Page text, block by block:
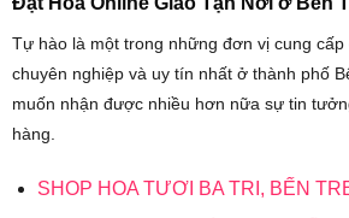
Tự hào là một trong những đơn vị cung
chuyên nghiệp và uy tín nhất ở thành phố
muốn nhận được nhiều hơn nữa sự tin
hàng.
SHOP HOA TƯƠI BA TRI, BẾN